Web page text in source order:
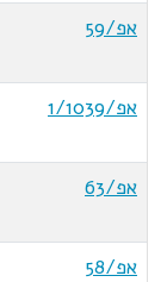
אפ/59
אפ/1/1039
אפ/63
אפ/58